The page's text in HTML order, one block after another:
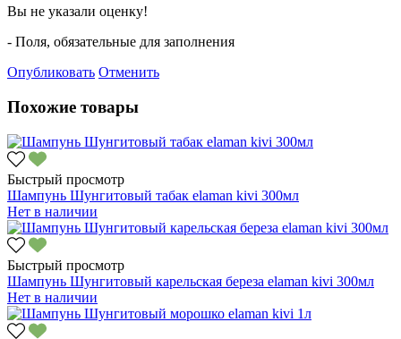
Вы не указали оценку!
- Поля, обязательные для заполнения
Опубликовать Отменить
Похожие товары
Быстрый просмотр
Шампунь Шунгитовый табак elaman kivi 300мл
Нет в наличии
Быстрый просмотр
Шампунь Шунгитовый карельская береза elaman kivi 300мл
Нет в наличии